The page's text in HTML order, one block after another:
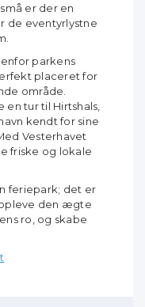
er der en
de eventyrlystne
parkens
placeret for
område.
tur til Hirtshals,
kendt for sine
Vesterhavet
friske og lokale
feriepark; det er
den ægte
ro, og skabe